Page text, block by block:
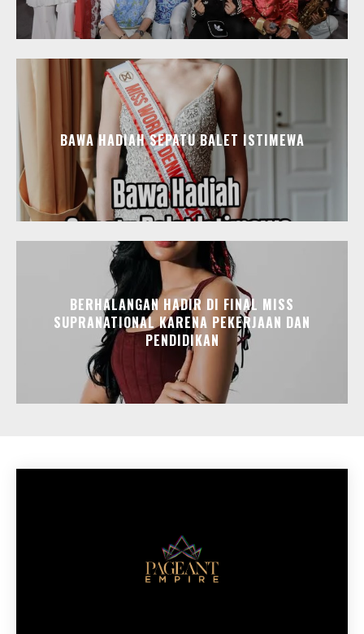
BAWA HADIAH SEPATU BALET ISTIMEWA
BERHALANGAN HADIR DI FINAL MISS
SUPRANATIONAL KARENA PEKERJAAN DAN
PENDIDIKAN